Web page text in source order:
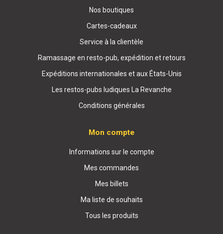
Nos boutiques
Cartes-cadeaux
Service à la clientèle
Ramassage en resto-pub, expédition et retours
Expéditions internationales et aux États-Unis
Les restos-pubs ludiques La Revanche
Conditions générales
Mon compte
Informations sur le compte
Mes commandes
Mes billets
Ma liste de souhaits
Tous les produits